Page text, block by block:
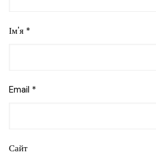
Ім'я *
Email *
Сайт